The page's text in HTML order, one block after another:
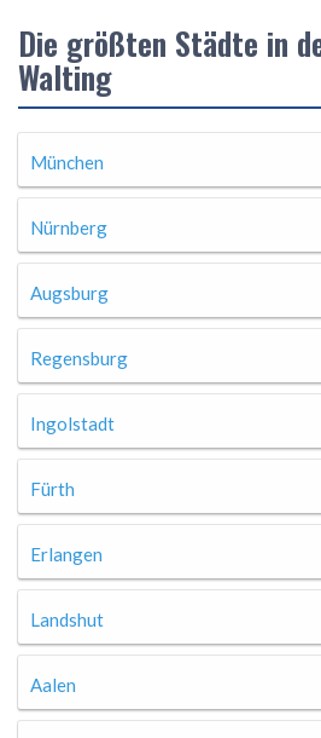
Die größten Städte in
Walting
München
Nürnberg
Augsburg
Regensburg
Ingolstadt
Fürth
Erlangen
Landshut
Aalen